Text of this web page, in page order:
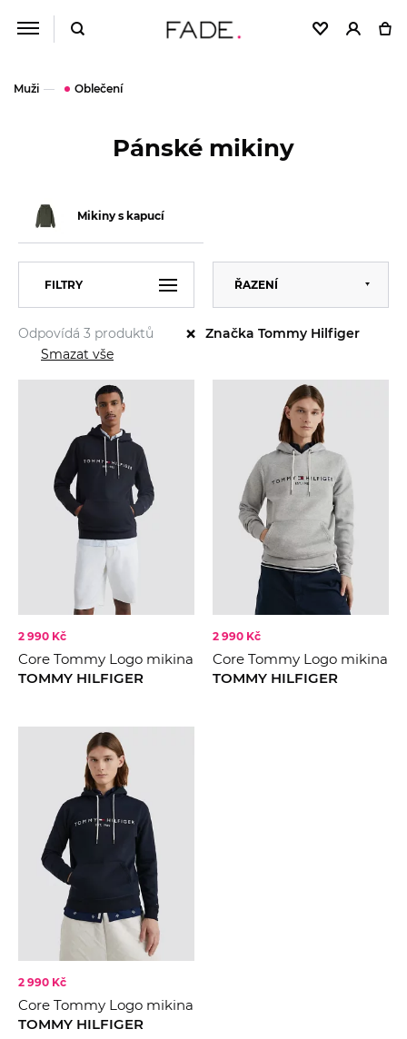
Muži Oblečení
Pánské mikiny
Mikiny s kapucí
FILTRY ŘAZENÍ
Výchozí
Abecedně
Od nejlevnějšího
VELIKOST
S
M
XL
TOMMY HILFIGER
Calvin Klein
Tommy Hilfiger
CENA
BARVAModrá
Černá
Béžová
Multi
Navy
2025
Odpovídá 3 produktů ×
Značka Tommy Hilfiger
Smazat vše
2 990 Kč
Core Tommy Logo mikina
TOMMY HILFIGER
2 990 Kč
Core Tommy Logo mikina
TOMMY HILFIGER
2 990 Kč
Core Tommy Logo mikina
TOMMY HILFIGER